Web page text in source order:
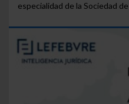
especialidad de la Sociedad